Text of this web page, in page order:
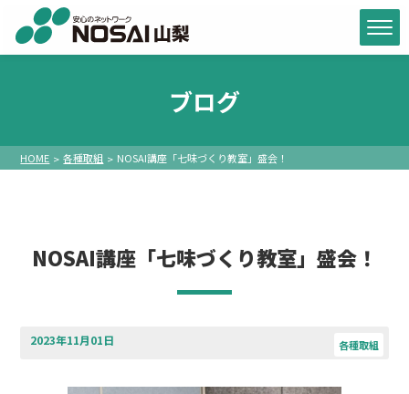
ブログ
HOME 各種取組 NOSAI講座「七味づくり教室」盛会！
NOSAI講座「七味づくり教室」盛会！
2023年11月01日 各種取組